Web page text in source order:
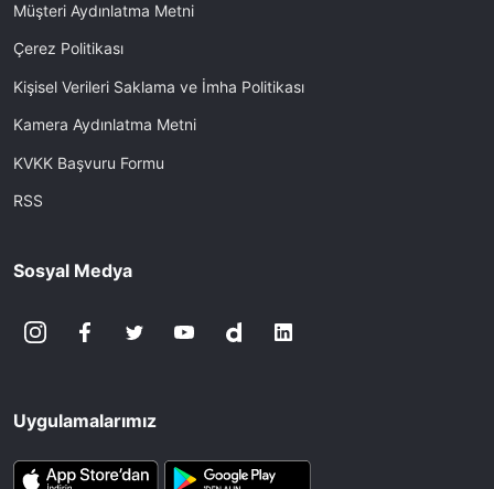
Müşteri Aydınlatma Metni
Çerez Politikası
Kişisel Verileri Saklama ve İmha Politikası
Kamera Aydınlatma Metni
KVKK Başvuru Formu
RSS
Sosyal Medya
Uygulamalarımız